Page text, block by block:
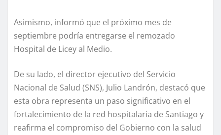
Asimismo, informó que el próximo mes de
septiembre podría entregarse el remozado
Hospital de Licey al Medio.
De su lado, el director ejecutivo del Servicio
Nacional de Salud (SNS), Julio Landrón, destacó que
esta obra representa un paso significativo en el
fortalecimiento de la red hospitalaria de Santiago y
reafirma el compromiso del Gobierno con la salud